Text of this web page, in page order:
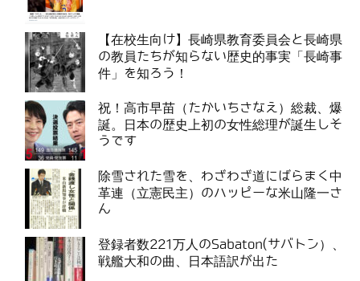
【在校生向け】長崎県教育委員会と長崎県
の教員たちが知らない歴史的事実「長崎事
件」を知ろう！
祝！高市早苗（たかいちさなえ）総裁、爆
誕。日本の歴史上初の女性総理が誕生しそ
うです
除雪された雪を、わざわざ道にばらまく中
革連（立憲民主）のハッピーな米山隆一さ
ん
登録者数221万人のSabaton(サバトン）、
戦艦大和の曲、日本語訳が出た